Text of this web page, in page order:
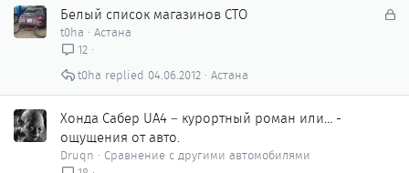
З
т
Белый список магазинов СТО
t0ha
Астана
12
Астана
04.06.2012
t0ha
Хонда Сабер UA4 – курортный роман или… -
ощущения от авто.
Druqn
Сравнение с другими автомобилями